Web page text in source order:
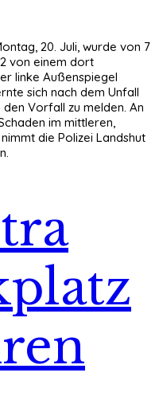
20. Juli, wurde von 7
von einem dort
linke Außenspiegel
sich nach dem Unfall
Vorfall zu melden. An
im mittleren,
die Polizei Landshut